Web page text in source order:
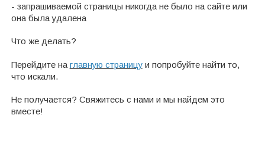
- запрашиваемой страницы никогда не было на сайте или
она была удалена
Что же делать?
Перейдите на главную страницуи попробуйте найти то,
что искали.
Не получается? Свяжитесь с нами и мы найдем это
вместе!